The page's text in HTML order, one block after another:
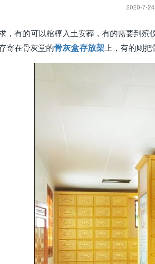
2020-7-
，有的可以棺椁入土安葬，有的需要到
寄在骨灰堂的骨灰盒存放架上，有的则把